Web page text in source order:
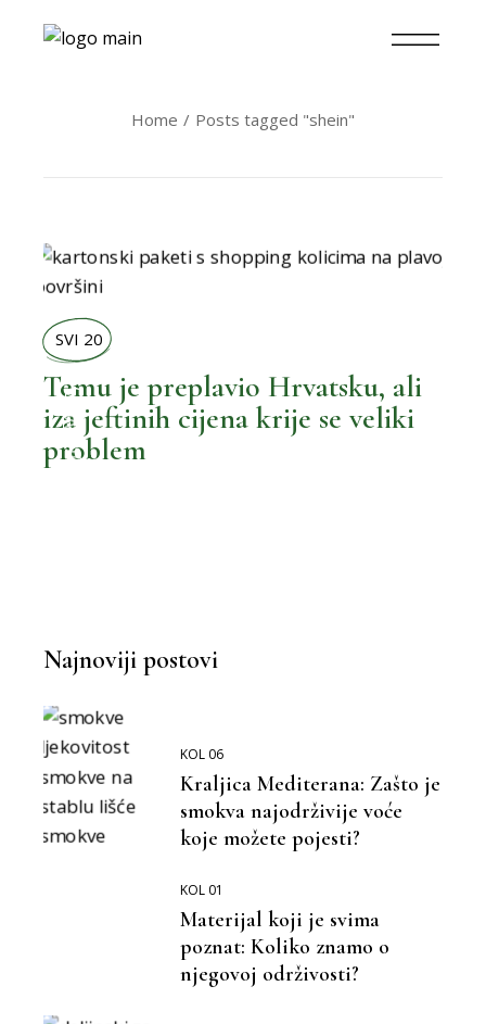
Home Posts tagged "shein"
BOLJI ŽIVOT
,
SVI 20
Temu je preplavio Hrvatsku, ali
iza jeftinih cijena krije se veliki
problem
Najnoviji postovi
KOL 06
Kraljica Mediterana: Zašto je
smokva najodrživije voće
koje možete pojesti?
KOL 01
Materijal koji je svima
poznat: Koliko znamo o
njegovoj održivosti?